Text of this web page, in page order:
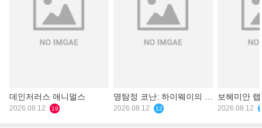
데인저러스 애니멀스
2026.08.12 19
명탐정 코난: 하이웨이의 타
천사
2026.08.12 12
보헤미안
2026.08.12